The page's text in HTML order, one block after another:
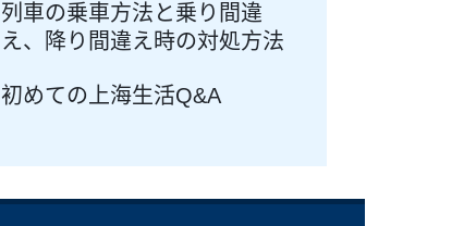
列車の乗車方法と乗り間違
え、降り間違え時の対処方法
初めての上海生活Q&A